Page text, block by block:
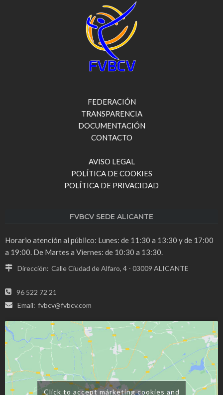
FEDERACIÓN
TRANSPARENCIA
DOCUMENTACIÓN
CONTACTO
AVISO LEGAL
POLÍTICA DE COOKIES
POLÍTICA DE PRIVACIDAD
FVBCV SEDE ALICANTE
Horario atención al público: Lunes: de 11:30 a 13:30 y de 17:00
a 19:00. De Martes a Viernes: de 10:30 a 13:30.
Dirección: Calle Ciudad de Alfaro, 4 - 03009 ALICANTE
96 522 72 21
Email: fvbcv@fvbcv.com
Click to accept márketing cookies and